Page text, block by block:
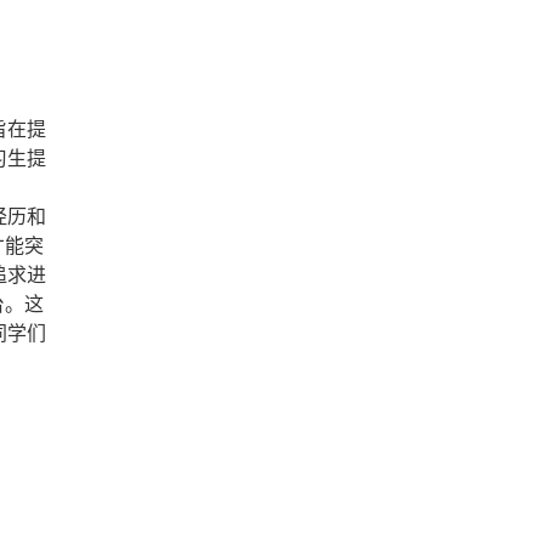
在提
生提
历和
能突
求进
。这
学们